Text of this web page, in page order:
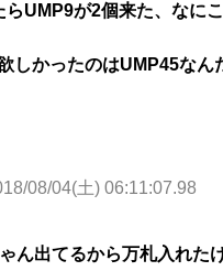
らUMP9が2個来た、なに
しかったのはUMP45な
08/04(土) 06:11:07.98
ん出てるから万札入れた